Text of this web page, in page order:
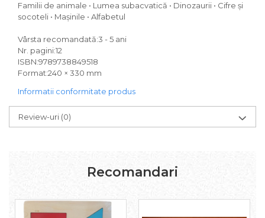
Familii de animale • Lumea subacvatică • Dinozaurii • Cifre și
socoteli • Mașinile • Alfabetul
Vârsta recomandată:3 - 5 ani
Nr. pagini:12
ISBN:9789738849518
Format:240 × 330 mm
Informatii conformitate produs
Review-uri (0)
Recomandari